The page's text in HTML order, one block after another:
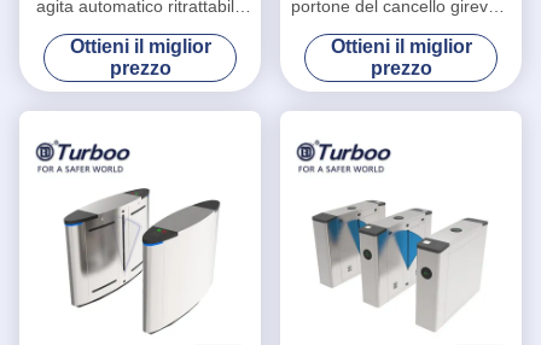
agita automatico ritrattabile
del portone della barriera
progettato
Ottieni il miglior
prezzo
portone del cancello girevole
di altezza della vita di Barrie
RFID della falda SUS304
Ottieni il miglior
prezzo